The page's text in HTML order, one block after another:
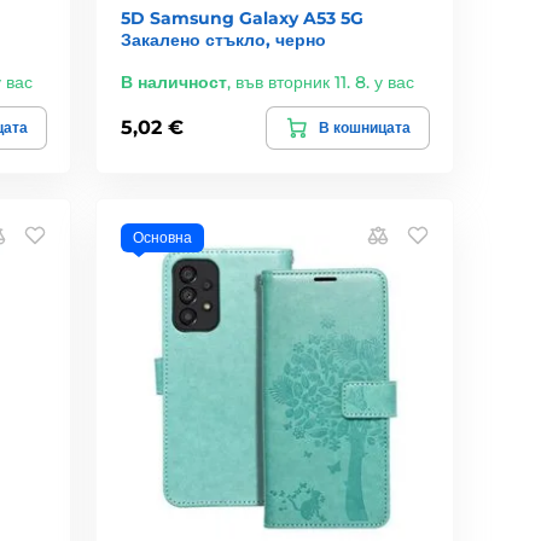
вас
5D Samsung Galaxy A53 5G
Закалено стъкло, черно
В наличност, във вторник 11. 8. у вас
5,02 € В кошницата
Основна